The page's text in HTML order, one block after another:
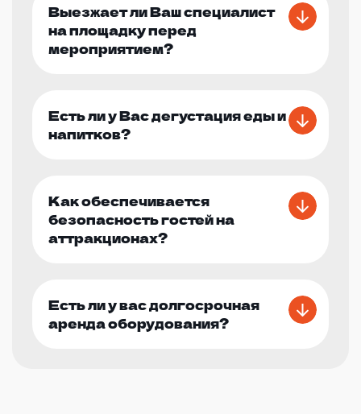
Выезжает ли Ваш специалист
на площадку перед
мероприятием?
Есть ли у Вас дегустация еды и
напитков?
Как обеспечивается
безопасность гостей на
аттракционах?
Есть ли у вас долгосрочная
аренда оборудования?